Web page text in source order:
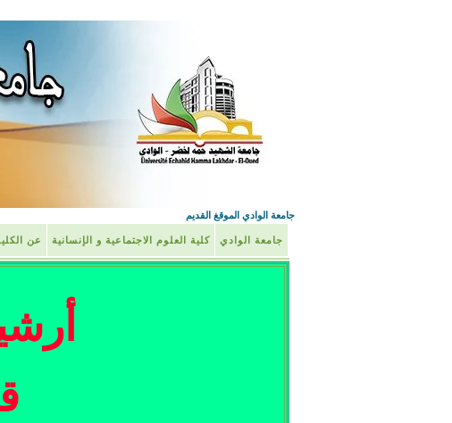
جامعة الوادي الموقغ القديم
جامعة الوادي كلية العلوم الاجتماعية و الإنسانية عن